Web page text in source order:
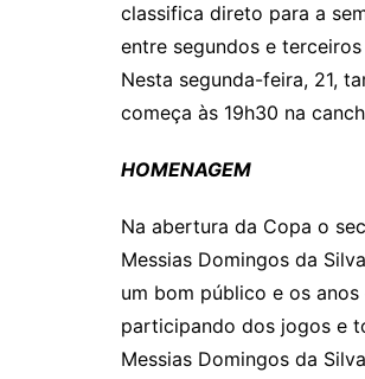
classifica direto para a
entre segundos e
Nesta segunda-feira, 21,
começa às 19h30 na
HOMENAGEM
Na abertura da Copa o
Messias Domingos da
um bom público e os
participando dos jogos e
Messias Domingos da